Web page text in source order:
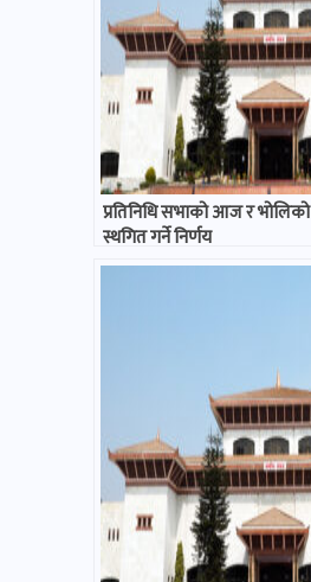
प्रतिनिधि सभाको आज र
स्थगित गर्ने निर्णय